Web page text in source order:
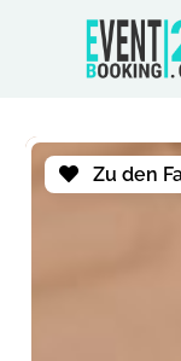
Zu den